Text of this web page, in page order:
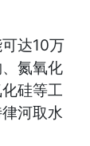
达10万
氮氧化
硅等工
河取水